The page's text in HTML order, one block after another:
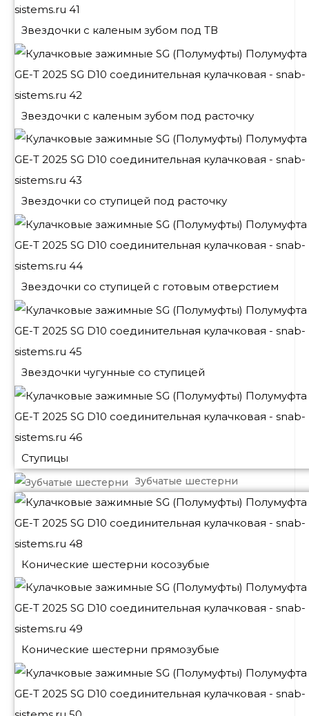
Звездочки с каленым зубом под ТВ
Звездочки с каленым зубом под расточку
Звездочки со ступицей под расточку
Звездочки со ступицей с готовым отверстием
Звездочки чугунные со ступицей
Ступицы
Зубчатые шестерни
Конические шестерни косозубые
Конические шестерни прямозубые